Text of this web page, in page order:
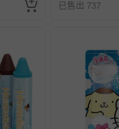
已售出 737